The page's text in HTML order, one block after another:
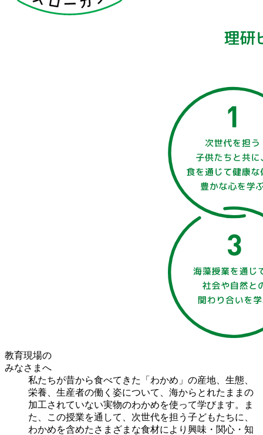
教育現場の
みなさまへ
私たちが昔から食べてきた「わかめ」の産地、生態、
栄養、生産者の働く姿について、海からとれたままの
加工されていない実物のわかめを使って学びます。ま
た、この授業を通して、次世代を担う子どもたちに、
わかめを含めたさまざまな食材により興味・関心・知